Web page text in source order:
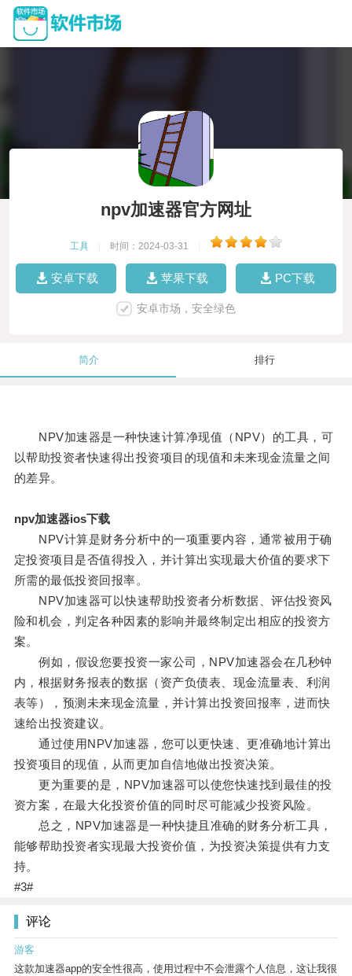
npv加速器官方网址
工具 时间：2024-03-31
安卓下载 苹果下载 PC下载
安卓市场，安全绿色
简介 排行
NPV加速器是一种快速计算净现值（NPV）的工具，可
以帮助投资者快速得出投资项目的现值和未来现金流量之间
的差异。
npv加速器ios下载
NPV计算是财务分析中的一项重要内容，通常被用于确
定投资项目是否值得投入，并计算出实现最大价值的要求下
所需的最低投资回报率。
NPV加速器可以快速帮助投资者分析数据、评估投资风
险和机会，判定各种因素的影响并最终制定出相应的投资方
案。
例如，假设您要投资一家公司，NPV加速器会在几秒钟
内，根据财务报表的数据（资产负债表、现金流量表、利润
表等），预测未来现金流量，并计算出投资回报率，进而快
速给出投资建议。
通过使用NPV加速器，您可以更快速、更准确地计算出
投资项目的现值，从而更加自信地做出投资决策。
更为重要的是，NPV加速器可以使您快速找到最佳的投
资方案，在最大化投资价值的同时尽可能减少投资风险。
总之，NPV加速器是一种快捷且准确的财务分析工具，
能够帮助投资者实现最大投资价值，为投资决策提供有力支
持。
#3#
评论
游客
这款加速器app的安全性很高，使用过程中不会泄露个人信息，这让我很